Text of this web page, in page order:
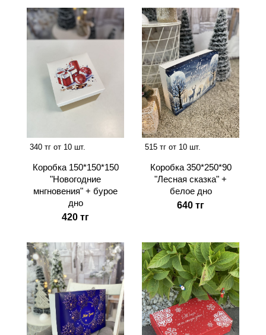
340 тг от 10 шт.
Коробка 150*150*150
"Новогодние
мнгновения" + бурое
дно
420 тг
515 тг от 10 шт.
Коробка 350*250*90
"Лесная сказка" +
белое дно
640 тг